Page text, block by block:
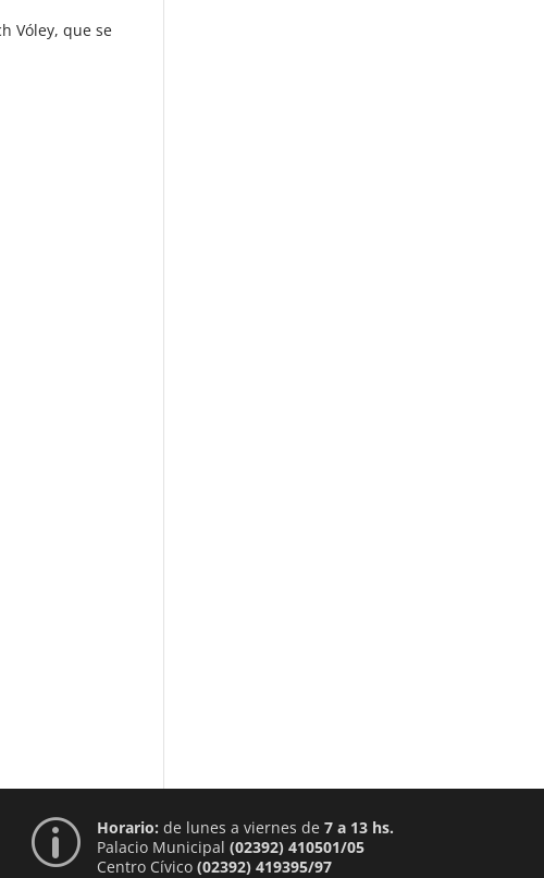
Vóley, que se
p Horario: de lunes a viernes de 7 a 13 hs.
Palacio Municipal (02392) 410501/05
Centro Cívico (02392) 419395/97